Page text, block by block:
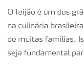
O feijão é um dos
na culinária
de muitas famílias.
seja fundamental